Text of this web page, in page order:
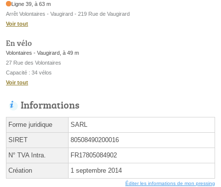
Ligne 39, à 63 m
Arrêt Volontaires - Vaugirard - 219 Rue de Vaugirard
Voir tout
En vélo
Volontaires - Vaugirard, à 49 m
27 Rue des Volontaires
Capacité : 34 vélos
Voir tout
Informations
Forme juridique SARL
SIRET 80508490200016
N° TVA Intra. FR17805084902
Création 1 septembre 2014
Éditer les informations de mon pressing